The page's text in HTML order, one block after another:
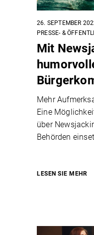
26. SEPTEMBER
PRESSE- &
Mit
Mehr
Eine
über
Behörden
LESEN SIE MEHR